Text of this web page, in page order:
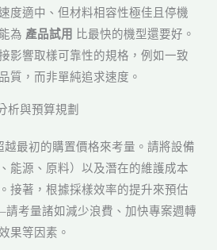
度適中、但材料相容性極佳且停機
為 產品試用 比最快的機型還要好。
影響取樣可靠性的規格，例如一致
質，而非單純追求速度。
析與預算規劃
越最初的購置價格來考量。請將設備
能源、原料）以及潛在的維護成本
接著，根據採樣效率的提升來預估
考量諸如減少浪費、加快專案週轉
果等因素。